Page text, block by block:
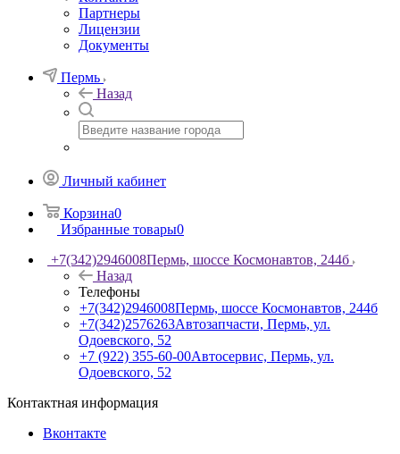
Партнеры
Лицензии
Документы
Пермь
Назад
Личный кабинет
Корзина0
Избранные товары0
+7(342)2946008Пермь, шоссе Космонавтов, 244б
Назад
Телефоны
+7(342)2946008Пермь, шоссе Космонавтов, 244б
+7(342)2576263Автозапчасти, Пермь, ул.
Одоевского, 52
+7 (922) 355-60-00Автосервис, Пермь, ул.
Одоевского, 52
Контактная информация
Вконтакте